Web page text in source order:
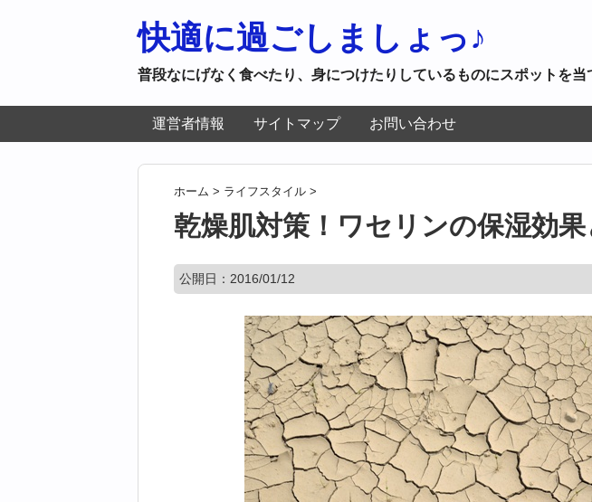
快適に過ごしましょっ♪
普段なにげなく食べたり、身につけたりしているものにスポットを当
運営者情報 サイトマップ お問い合わせ
ホーム > ライフスタイル >
乾燥肌対策！ワセリンの保湿効果
公開日：2016/01/12